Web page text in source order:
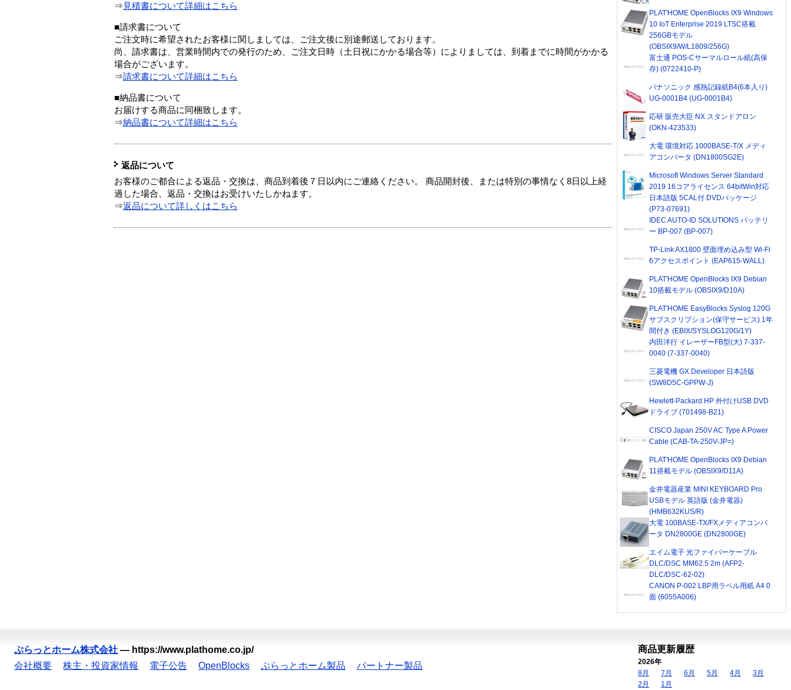
⇒ 見積書について詳細はこちら
■請求書について
ご注文時に希望されたお客様に関しましては、ご注文後に別途郵送しております。
尚、請求書は、営業時間内での発行のため、ご注文日時（土日祝にかかる場合等）によりましては、到着までに時間がかかる
場合がございます。
⇒請求書について詳細はこちら
■納品書について
お届けする商品に同梱致します。
⇒納品書について詳細はこちら
返品について
お客様のご都合による返品・交換は、商品到着後７日以内にご連絡ください。 商品開封後、または特別の事情なく8日以上経
過した場合、返品・交換はお受けいたしかねます。
⇒返品について詳しくはこちら
PLAT'HOME OpenBlocks IX9 Windows
10 IoT Enterprise 2019 LTSC搭載
256GBモデル
(OBSIX9/W/L1809/256G)
富士通 POS-Cサーマルロール紙(高保
存) (0722410-P)
パナソニック 感熱記録紙B4(6本入り)
UG-0001B4 (UG-0001B4)
応研 販売大臣 NX スタンドアロン
(OKN-423533)
大電 環境対応 1000BASE-T/X メディ
アコンバータ (DN1800SG2E)
Microsoft Windows Server Standard
2019 16コアライセンス 64bitWin対応
日本語版 5CAL付 DVDパッケージ
(P73-07691)
IDEC AUTO-ID SOLUTIONS バッテリ
ー BP-007 (BP-007)
TP-Link AX1800 壁面埋め込み型 Wi-Fi
6アクセスポイント (EAP615-WALL)
PLAT'HOME OpenBlocks IX9 Debian
10搭載モデル (OBSIX9/D10A)
PLAT'HOME EasyBlocks Syslog 120G
サブスクリプション(保守サービス) 1年
間付き (EBIX/SYSLOG120G/1Y)
内田洋行 イレーザーFB型(大) 7-337-
0040 (7-337-0040)
三菱電機 GX Developer 日本語版
(SW8D5C-GPPW-J)
Hewlett-Packard HP 外付けUSB DVD
ドライブ (701498-B21)
CISCO Japan 250V AC Type A Power
Cable (CAB-TA-250V-JP=)
PLAT'HOME OpenBlocks IX9 Debian
11搭載モデル (OBSIX9/D11A)
金井電器産業 MINI KEYBOARD Pro
USBモデル 英語版 (金井電器)
(HMB632KUS/R)
大電 100BASE-TX/FXメディアコンバ
ータ DN2800GE (DN2800GE)
エイム電子 光ファイバーケーブル
DLC/DSC MM62.5 2m (AFP2-
DLC/DSC-62-02)
CANON P-002 LBP用ラベル用紙 A4 0
面 (6055A006)
ぷらっとホーム株式会社 — https://www.plathome.co.jp/
会社概要
株主・投資家情報 電子公告 OpenBlocks ぷらっとホーム製品 パートナー製品
商品更新履歴
2026年
8月
7月 6月 5月 4月
3月
2月
1月